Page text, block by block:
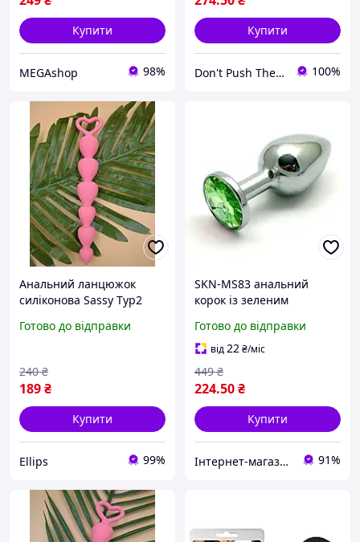
Купити
MEGAshop 98%
Купити
Don't Push The Horses 100%
Анальний ланцюжок
силіконова Sassy Typ2
Готово до відправки
189₴
240 ₴
Купити
Ellips 99%
SKN-MS83 анальний
корок із зеленим
довжина 2,8 см діаметр 7
см медична нержавіюча
сталь
Готово до відправки
від22₴/міс
224.50₴
449 ₴
Купити
Інтернет-магазин Allegoriya 91%